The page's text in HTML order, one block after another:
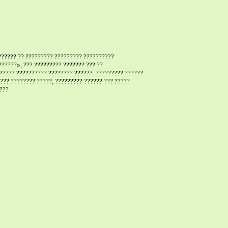
?? ????????? ????????? ??????????
??? ????????? ??????? ??? ??
?????????? ???????? ??????. ????????? ??????
???????? ?????, ????????? ?????? ??? ?????